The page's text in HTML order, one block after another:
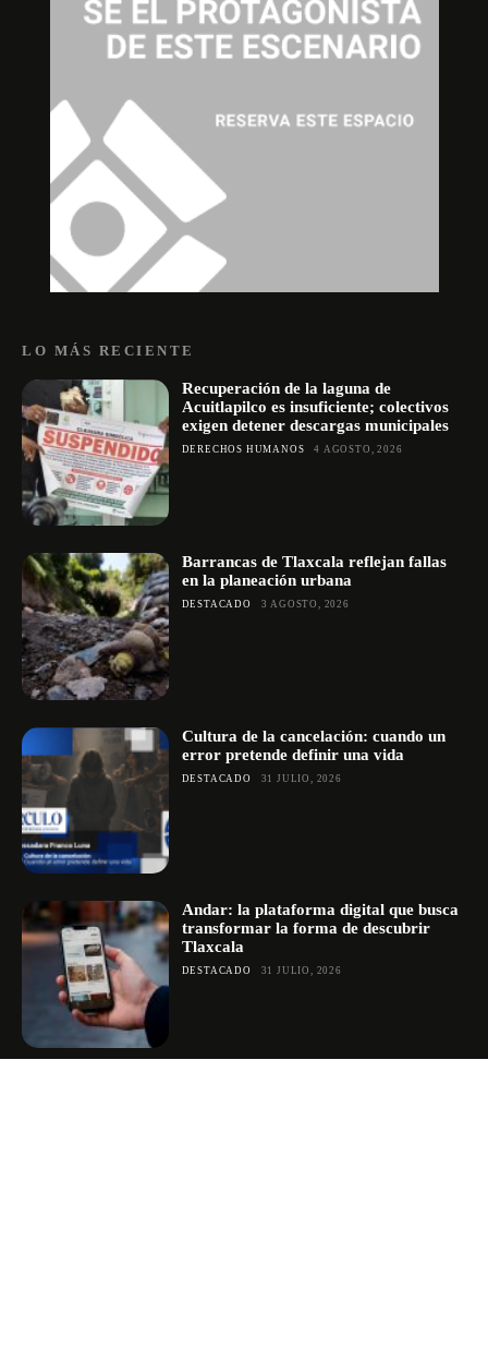
LO MÁS RECIENTE
Recuperación de la laguna de
Acuitlapilco es insuficiente; colectivos
exigen detener descargas municipales
DERECHOS HUMANOS 4 AGOSTO, 2026
Barrancas de Tlaxcala reflejan fallas
en la planeación urbana
DESTACADO 3 AGOSTO, 2026
Cultura de la cancelación: cuando un
error pretende definir una vida
DESTACADO 31 JULIO, 2026
Andar: la plataforma digital que busca
transformar la forma de descubrir
Tlaxcala
DESTACADO 31 JULIO, 2026